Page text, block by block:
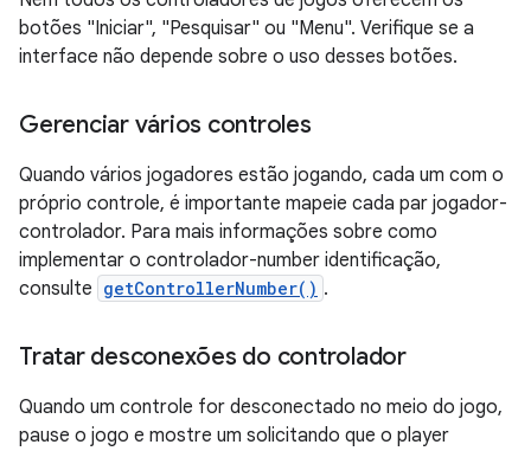
botões "Iniciar", "Pesquisar" ou "Menu". Verifique se a
interface não depende sobre o uso desses botões.
Gerenciar vários controles
Quando vários jogadores estão jogando, cada um com o
próprio controle, é importante mapeie cada par jogador-
controlador. Para mais informações sobre como
implementar o controlador-number identificação,
consulte getControllerNumber() .
Tratar desconexões do controlador
Quando um controle for desconectado no meio do jogo,
pause o jogo e mostre um solicitando que o player